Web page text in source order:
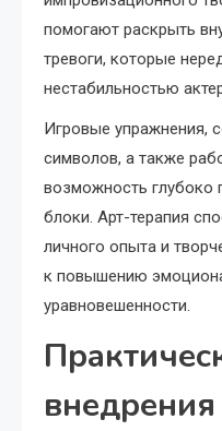
помогают раскрыть
тревоги, которые
нестабильностью
Игровые упражнения,
символов, а также
возможность глубоко
блоки. Арт-терапия
личного опыта и
к повышению
уравновешенности.
внедрения